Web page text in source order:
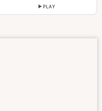
PLAY